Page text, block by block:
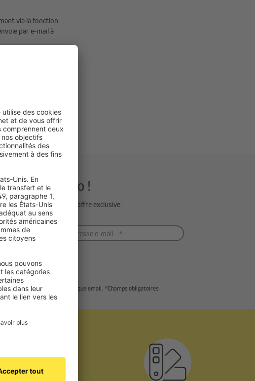
via la fonction
par e-mail à
En revanche, les
figurent
commence à courir à
jour ouvrable suivant.
Domondo !
astuce déco ou offre exclusive.
via le lien présent dans chaque email. *Champs obligatoires